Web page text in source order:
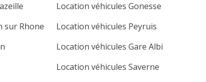
Location véhicules Gonesse
sur Rhone Location véhicules Peyruis
Location véhicules Gare Albi
Location véhicules Saverne